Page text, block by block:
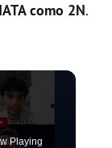
como 2N.
Playing